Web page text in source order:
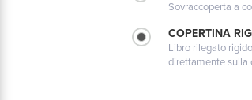
Sovraccoperta a
COPERTINA
Libro rilegato
direttamente sulla